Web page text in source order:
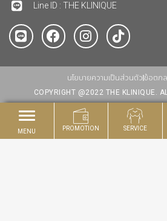
Line ID : THE KLINIQUE
นโยบายความเป็นส่วนตัวข้อตกล
COPYRIGHT @2022 THE KLINIQUE.
MENU PROMOTION SERVICE